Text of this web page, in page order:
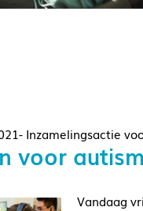
Inzamelingsactie
voor
Vandaag